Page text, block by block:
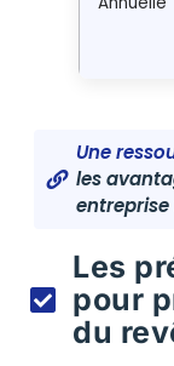
Une
les
entreprise
Les
pour
du